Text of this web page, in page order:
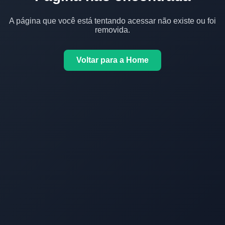
A página que você está tentando acessar não existe ou foi
removida.
Voltar para a Home